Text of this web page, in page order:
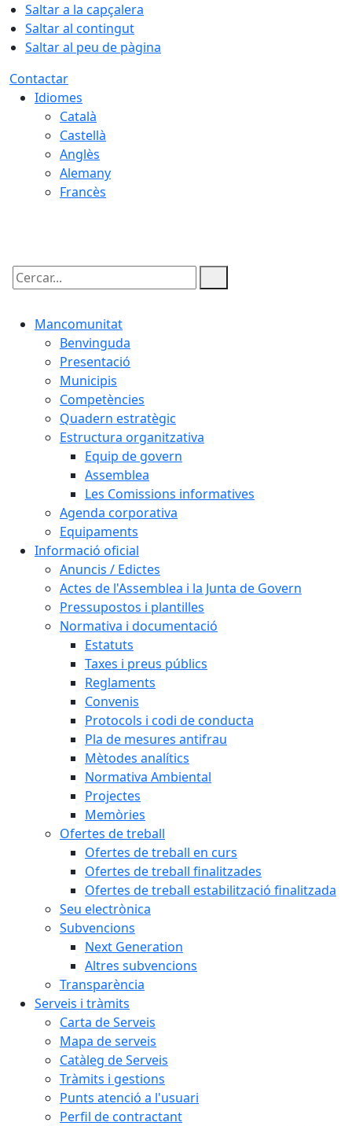
Saltar a la capçalera
Saltar al contingut
Saltar al peu de pàgina
Contactar
Idiomes
Català
Castellà
Anglès
Alemany
Francès
Cercar:
Mancomunitat
Benvinguda
Presentació
Municipis
Competències
Quadern estratègic
Estructura organitzativa
Equip de govern
Assemblea
Les Comissions informatives
Agenda corporativa
Equipaments
Informació oficial
Anuncis / Edictes
Actes de l'Assemblea i la Junta de Govern
Pressupostos i plantilles
Normativa i documentació
Estatuts
Taxes i preus públics
Reglaments
Convenis
Protocols i codi de conducta
Pla de mesures antifrau
Mètodes analítics
Normativa Ambiental
Projectes
Memòries
Ofertes de treball
Ofertes de treball en curs
Ofertes de treball finalitzades
Ofertes de treball estabilització finalitzada
Seu electrònica
Subvencions
Next Generation
Altres subvencions
Transparència
Serveis i tràmits
Carta de Serveis
Mapa de serveis
Catàleg de Serveis
Tràmits i gestions
Punts atenció a l'usuari
Perfil de contractant